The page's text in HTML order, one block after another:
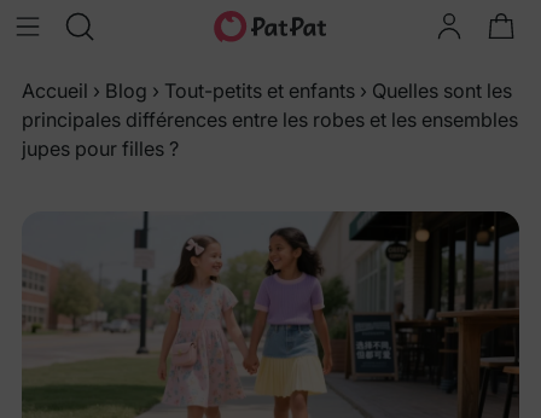
Accueil › Blog › Tout-petits et enfants › Quelles sont les
principales différences entre les robes et les ensembles
jupes pour filles ?